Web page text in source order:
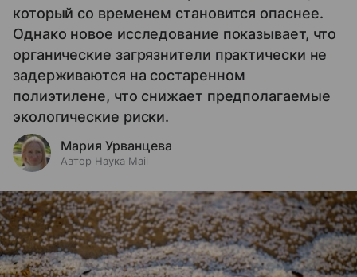
который со временем становится опаснее.
Однако новое исследование показывает, что
органические загрязнители практически не
задерживаются на состаренном
полиэтилене, что снижает предполагаемые
экологические риски.
Мария Урванцева
Автор Наука Mail